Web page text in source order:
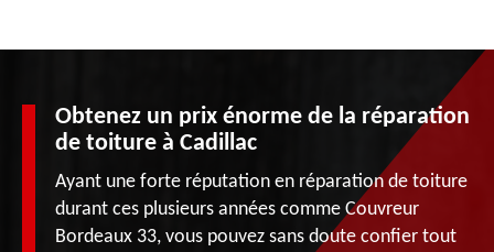
Obtenez un prix énorme de la réparation
de toiture à Cadillac
Ayant une forte réputation en réparation de toiture
durant ces plusieurs années comme Couvreur
Bordeaux 33, vous pouvez sans doute confier tout